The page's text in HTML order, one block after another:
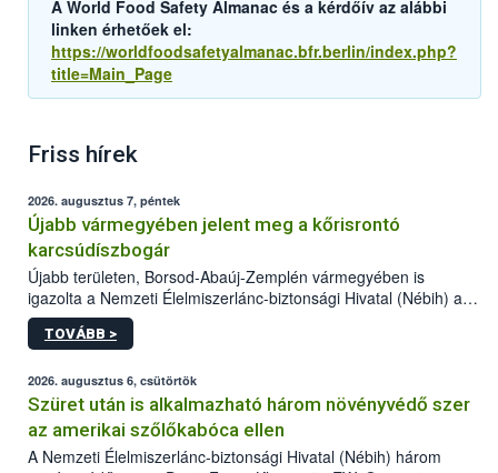
A World Food Safety Almanac és a kérdőív az alábbi
linken érhetőek el:
https://worldfoodsafetyalmanac.bfr.berlin/index.php?
title=Main_Page
Friss hírek
2026. augusztus 7, péntek
Újabb vármegyében jelent meg a kőrisrontó
karcsúdíszbogár
Újabb területen, Borsod-Abaúj-Zemplén vármegyében is
igazolta a Nemzeti Élelmiszerlánc-biztonsági Hivatal (Nébih) a
kőrisrontó karcsúdíszbogár (Agrilus planipennis) jelenlétét. A
kártevőt nem csak színcsapdában találták meg, de már fertőzött
az intenzív felderítést, emellett az intézkedéseket a szlovák
hatósággal is összehangolják a terjedés megállítása érdekében.
TOVÁBB >
2026. augusztus 6, csütörtök
Szüret után is alkalmazható három növényvédő szer
az amerikai szőlőkabóca ellen
A Nemzeti Élelmiszerlánc-biztonsági Hivatal (Nébih) három